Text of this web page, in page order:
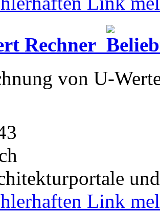
Rechner
von U-
Link